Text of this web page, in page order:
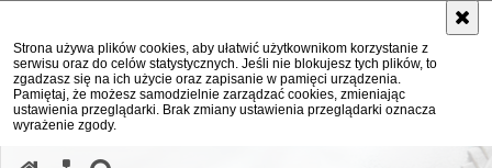
Strona używa plików cookies, aby ułatwić użytkownikom korzystanie z
serwisu oraz do celów statystycznych. Jeśli nie blokujesz tych plików, to
zgadzasz się na ich użycie oraz zapisanie w pamięci urządzenia.
Pamiętaj, że możesz samodzielnie zarządzać cookies, zmieniając
ustawienia przeglądarki. Brak zmiany ustawienia przeglądarki oznacza
wyrażenie zgody.